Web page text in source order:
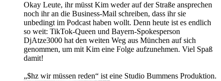
Okay Leute, ihr müsst Kim weder auf der Straße ansprechen
noch ihr an die Business-Mail schreiben, dass ihr sie
unbedingt im Podcast haben wollt. Denn heute ist es endlich
so weit: TikTok-Queen und Bayern-Spokesperson
DjAtze3000 hat den weiten Weg aus München auf sich
genommen, um mit Kim eine Folge aufzunehmen. Viel Spaß
damit!
„$hz wir müssen reden“ ist eine Studio Bummens Produktion.